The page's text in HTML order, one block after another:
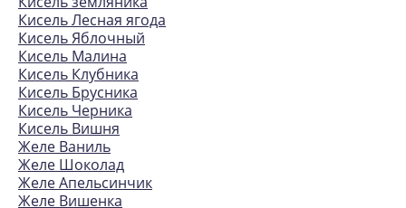
Кисель Лесная ягода
Кисель Яблочный
Кисель Малина
Кисель Клубника
Кисель Брусника
Кисель Черника
Кисель Вишня
Желе Ваниль
Желе Шоколад
Желе Апельсинчик
Желе Вишенка